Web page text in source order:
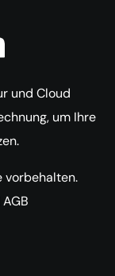
und Cloud
um Ihre
vorbehalten.
AGB